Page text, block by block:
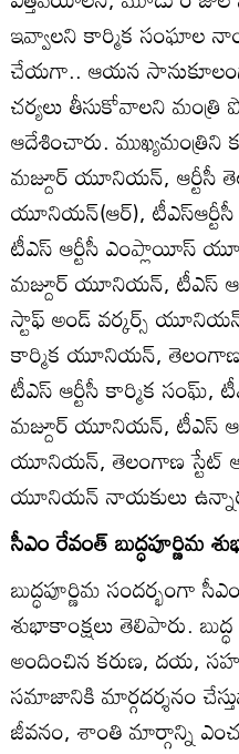
ఇవ్వాలని కార్మిక సంఘాల
చేయగా.. ఆయన
చర్యలు తీసుకోవాలని మంత్రి
ఆదేశించారు.
మజ్దూర్‌ యూనియన్‌, ఆర్టీసీ
యూనియన్‌(ఆర్‌), టీఎస్ఆర్టీసీ
టీఎస్‌ ఆర్టీసీ ఎంప్లాయీస్‌
మజ్దూర్‌ యూనియన్‌, టీఎస్‌
స్టాఫ్‌ అండ్‌ వర్కర్స్‌
కార్మిక యూనియన్‌, తెలంగాణ
టీఎస్‌ ఆర్టీసీ కార్మిక
మజ్దూర్‌ యూనియన్‌, టీఎస్‌
యూనియన్‌, తెలంగాణ స్టేట్‌
యూనియన్‌ నాయకులు
సీఎం రేవంత్‌ బుద్ధపూర్ణిమ
బుద్ధపూర్ణిమ సందర్భంగా
శుభాకాంక్షలు తెలిపారు.
అందించిన కరుణ, దయ,
సమాజానికి మార్గదర్శనం
జీవనం, శాంతి మార్గాన్ని